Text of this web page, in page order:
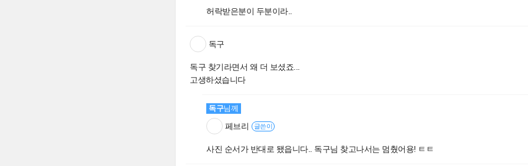
허락받은분이 두분이라..
독구
독구 찾기라면서 왜 더 보셨죠...
고생하셨습니다
독구님께
페브리 글쓴이
사진 순서가 반대로 됐읍니다.. 독구님 찾고나서는 멈췄어용! ㅌㅌ